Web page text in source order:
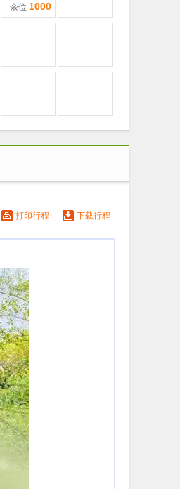
余位 1000
打印行程 下载行程